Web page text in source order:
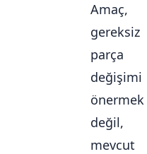
Amaç,
gereksiz
parça
değişimi
önermek
değil,
mevcut